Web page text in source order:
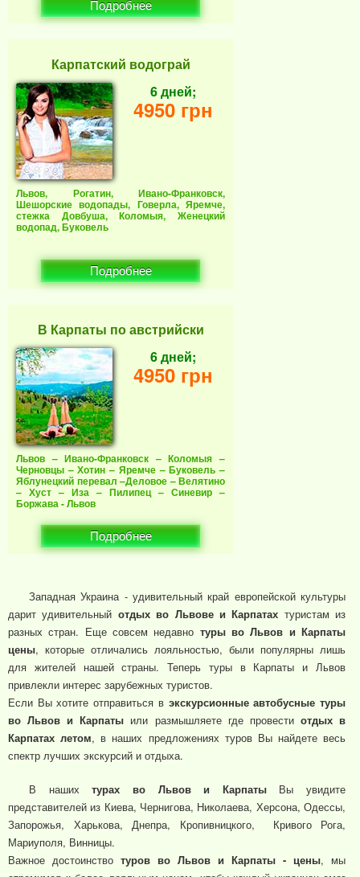
Подробнее
Карпатский водограй
6 дней;
4950 грн
Львов, Рогатин, Ивано-Франковск,
Шешорские водопады, Говерла, Яремче,
стежка Довбуша, Коломыя, Женецкий
водопад, Буковель
Подробнее
В Карпаты по австрийски
6 дней;
4950 грн
Львов – Ивано-Франковск – Коломыя –
Черновцы – Хотин – Яремче – Буковель –
Яблунецкий перевал –Деловое – Велятино
– Хуст – Иза – Пилипец – Синевир –
Боржава - Львов
Подробнее
Западная Украина - удивительный край европейской культуры
дарит удивительный отдых во Львове и Карпатах туристам из
разных стран. Еще совсем недавно туры во Львов и Карпаты
цены, которые отличались лояльностью, были популярны лишь
для жителей нашей страны. Теперь туры в Карпаты и Львов
привлекли интерес зарубежных туристов.
Если Вы хотите отправиться в экскурсионные автобусные туры
во Львов и Карпаты или размышляете где провести отдых в
Карпатах летом, в наших предложениях туров Вы найдете весь
спектр лучших экскурсий и отдыха.
В нашихтурах во Львов и КарпатыВы увидите
представителей из Киева, Чернигова, Николаева, Херсона, Одессы,
Запорожья, Харькова, Днепра, Кропивницкого, Кривого Рога,
Мариуполя, Винницы.
Важное достоинство туров во Львов и Карпаты - цены, мы